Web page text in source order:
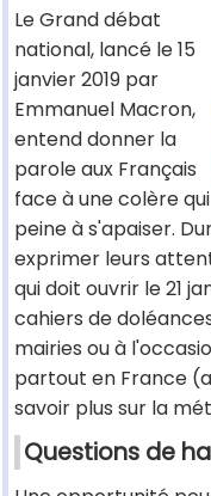
Le Grand débat
national, lancé le 15
janvier 2019 par
Emmanuel Macron,
entend donner la
parole aux Français
face à une colère qui
peine à s'apaiser.
exprimer leurs
qui doit ouvrir le 21
cahiers de
mairies ou à
partout en France
savoir plus sur la
Questions de